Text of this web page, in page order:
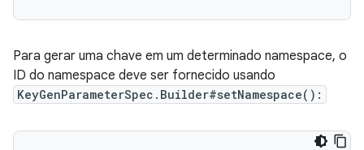
Para gerar uma chave em um determinado namespace, o
ID do namespace deve ser fornecido usando
KeyGenParameterSpec.Builder#setNamespace():